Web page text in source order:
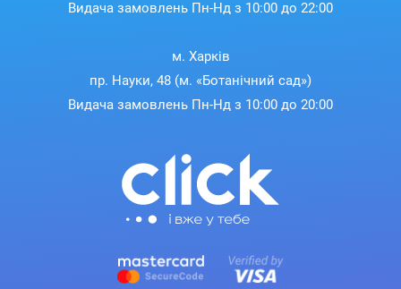
Видача замовлень Пн-Нд з 10:00 до 22:00
м. Харків
пр. Науки, 48 (м. «Ботанічний сад»)
Видача замовлень Пн-Нд з 10:00 до 20:00